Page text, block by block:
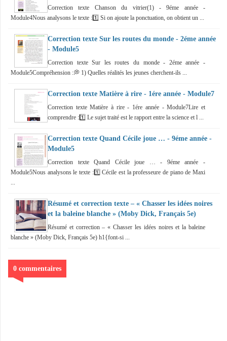
Correction texte Chanson du vitrier(1) - 9éme année -
Module4Nous analysons le texte :1️⃣ Si on ajoute la ponctuation, on obtient un ...
Correction texte Sur les routes du monde - 2éme année
- Module5
Correction texte Sur les routes du monde - 2éme année -
Module5Compréhension :💭 1) Quelles réalités les jeunes cherchent-ils ...
Correction texte Matière à rire - 1ére année - Module7
Correction texte Matière à rire - 1ére année - Module7Lire et
comprendre :1️⃣ Le sujet traité est le rapport entre la science et l ...
Correction texte Quand Cécile joue … - 9éme année -
Module5
Correction texte Quand Cécile joue … - 9éme année -
Module5Nous analysons le texte :1️⃣ Cécile est la professeure de piano de Maxi
Résumé et correction texte – « Chasser les idées noires
et la baleine blanche » (Moby Dick, Français 5e)
Résumé et correction – « Chasser les idées noires et la baleine
blanche » (Moby Dick, Français 5e) h1{font-si ...
0 commentaires